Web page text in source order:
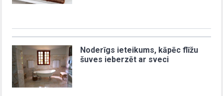
Noderīgs ieteikums, kāpēc flīžu
šuves ieberzēt ar sveci